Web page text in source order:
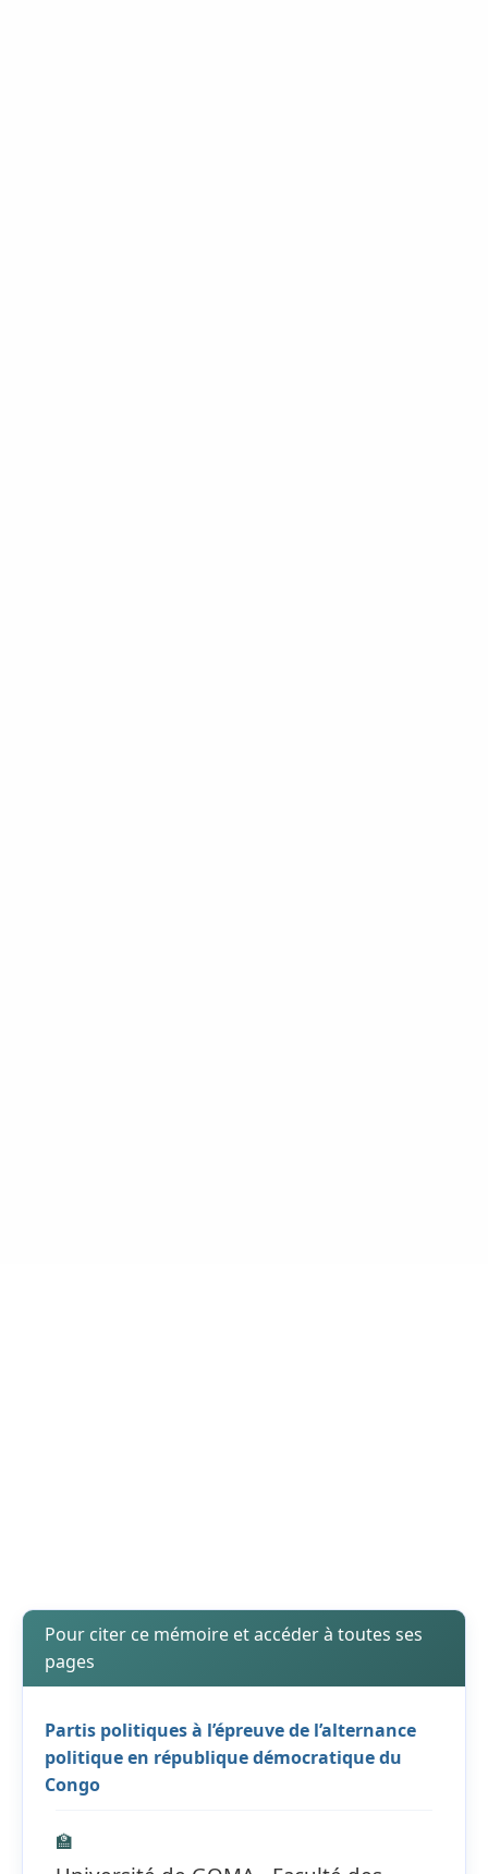
Pour citer ce mémoire et accéder à toutes ses
pages
Partis politiques à l’épreuve de l’alternance
politique en république démocratique du
Congo
🏫